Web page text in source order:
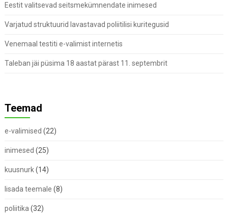
Eestit valitsevad seitsmekümnendate inimesed
Varjatud struktuurid lavastavad poliitilisi kuritegusid
Venemaal testiti e-valimist internetis
Taleban jäi püsima 18 aastat pärast 11. septembrit
Teemad
e-valimised (22)
inimesed (25)
kuusnurk(14)
lisada teemale (8)
poliitika (32)